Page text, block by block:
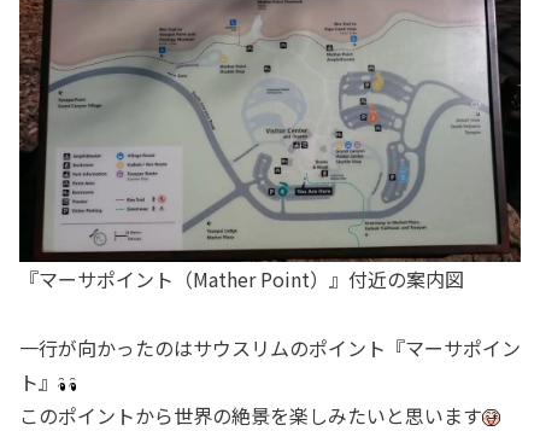
『マーサポイント（Mather Point）』付近の案内図
一行が向かったのはサウスリムのポイント『マーサポイン
ト』
このポイントから世界の絶景を楽しみたいと思います